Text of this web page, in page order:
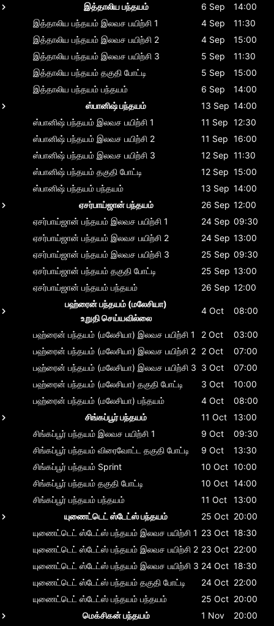
இத்தாலிய பந்தயம்
6 Sep
14:00
இத்தாலிய பந்தயம் இலவச பயிற்சி 1 4 Sep
11:30
இத்தாலிய பந்தயம் இலவச பயிற்சி 2 4 Sep
15:00
இத்தாலிய பந்தயம் இலவச பயிற்சி 3 5 Sep
11:30
இத்தாலிய பந்தயம் தகுதி போட்டி 5 Sep
15:00
இத்தாலிய பந்தயம் பந்தயம் 6 Sep
14:00
ஸ்பானிஷ் பந்தயம்
13 Sep 14:00
ஸ்பானிஷ் பந்தயம் இலவச பயிற்சி 1 11 Sep 12:30
ஸ்பானிஷ் பந்தயம் இலவச பயிற்சி 2 11 Sep 16:00
ஸ்பானிஷ் பந்தயம் இலவச பயிற்சி 3 12 Sep 11:30
ஸ்பானிஷ் பந்தயம் தகுதி போட்டி 12 Sep 15:00
ஸ்பானிஷ் பந்தயம் பந்தயம் 13 Sep 14:00
ஏசர்பாய்ஜான் பந்தயம்
26 Sep 12:00
ஏசர்பாய்ஜான் பந்தயம் இலவச பயிற்சி 1 24 Sep 09:30
ஏசர்பாய்ஜான் பந்தயம் இலவச பயிற்சி 2 24 Sep 13:00
ஏசர்பாய்ஜான் பந்தயம் இலவச பயிற்சி 3 25 Sep 09:30
ஏசர்பாய்ஜான் பந்தயம் தகுதி போட்டி 25 Sep 13:00
ஏசர்பாய்ஜான் பந்தயம் பந்தயம் 26 Sep 12:00
பஹ்ரைன் பந்தயம் (மலேசியா)
உறுதி செய்யவில்லை
4 Oct 08:00
பஹ்ரைன் பந்தயம் (மலேசியா) இலவச பயிற்சி 1 2 Oct
03:00
பஹ்ரைன் பந்தயம் (மலேசியா) இலவச பயிற்சி 2 2 Oct
07:00
பஹ்ரைன் பந்தயம் (மலேசியா) இலவச பயிற்சி 3 3 Oct
07:00
பஹ்ரைன் பந்தயம் (மலேசியா) தகுதி போட்டி 3 Oct
10:00
பஹ்ரைன் பந்தயம் (மலேசியா) பந்தயம் 4 Oct
08:00
சிங்கப்பூர் பந்தயம்
11 Oct
13:00
சிங்கப்பூர் பந்தயம் இலவச பயிற்சி 1 9 Oct
09:30
சிங்கப்பூர் பந்தயம் விரைவோட்ட தகுதி போட்டி 9 Oct
13:30
சிங்கப்பூர் பந்தயம் Sprint 10 Oct 10:00
சிங்கப்பூர் பந்தயம் தகுதி போட்டி 10 Oct 14:00
சிங்கப்பூர் பந்தயம் பந்தயம் 11 Oct
13:00
யுணைட்டெட் ஸ்டேட்ஸ் பந்தயம்
25 Oct 20:00
யுணைட்டெட் ஸ்டேட்ஸ் பந்தயம் இலவச பயிற்சி 1 23 Oct 18:30
யுணைட்டெட் ஸ்டேட்ஸ் பந்தயம் இலவச பயிற்சி 2 23 Oct 22:00
யுணைட்டெட் ஸ்டேட்ஸ் பந்தயம் இலவச பயிற்சி 3 24 Oct 18:30
யுணைட்டெட் ஸ்டேட்ஸ் பந்தயம் தகுதி போட்டி 24 Oct 22:00
யுணைட்டெட் ஸ்டேட்ஸ் பந்தயம் பந்தயம் 25 Oct 20:00
மெக்சிகன் பந்தயம்
1 Nov 20:00